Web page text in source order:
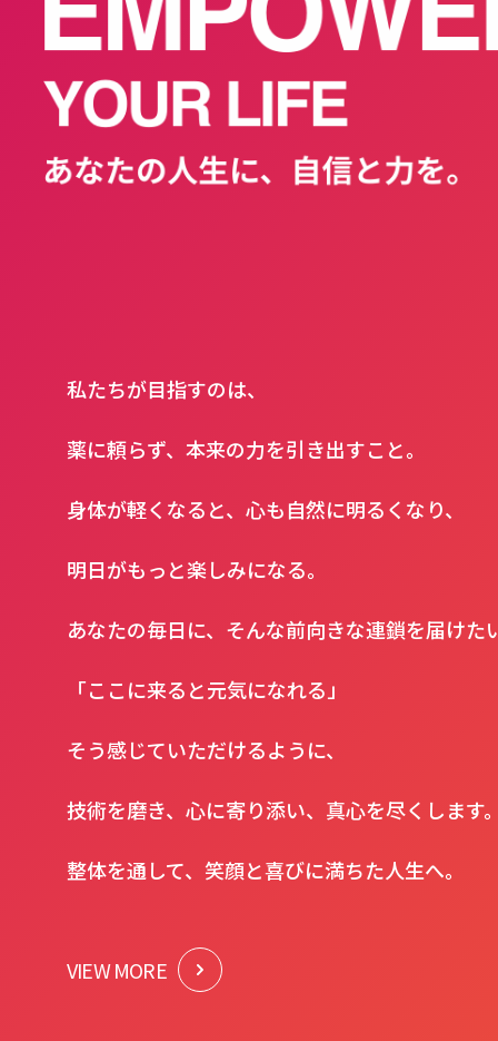
私たちが⽬指すのは、
薬に頼らず、本来の⼒を引き出すこと。
⾝体が軽くなると、⼼も⾃然に明るくなり、
明⽇がもっと楽しみになる。
あなたの毎⽇に、そんな前向きな連鎖を届けた
「ここに来ると元気になれる」
そう感じていただけるように、
技術を磨き、⼼に寄り添い、真⼼を尽くします
整体を通して、笑顔と喜びに満ちた⼈⽣へ。
VIEW MORE